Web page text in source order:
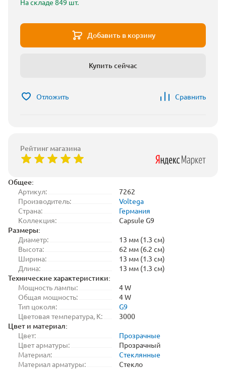
Общее:
Артикул:
7262
Производитель:
Voltega
Страна:
Германия
Коллекция:
Capsule G9
Размеры:
Диаметр:
13 мм (1.3 см)
Высота:
62 мм (6.2 см)
Ширина:
13 мм (1.3 см)
Длина:
13 мм (1.3 см)
Технические характеристики:
Мощность лампы:
4 W
Общая мощность:
4 W
Тип цоколя:
G9
Цветовая температура, K:
3000
Цвет и материал:
Цвет:
Прозрачные
Цвет арматуры:
Прозрачный
Материал:
Стеклянные
Материал арматуры:
Стекло
На складе 849 шт.
Добавить в корзину
Купить сейчас
Отложить Сравнить
Рейтинг магазина